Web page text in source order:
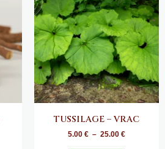
TUSSILAGE – VRAC
5.00 € – 25.00 €